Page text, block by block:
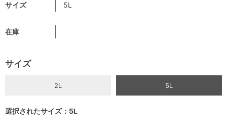
サイズ 5L
在庫
サイズ
2L 5L
選択されたサイズ：5L